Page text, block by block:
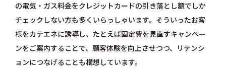
の電気・ガス料金をクレジットカードの引き落とし額でしか
チェックしない方も多くいらっしゃいます。そういったお客
様をカテエネに誘導し、たとえば固定費を見直すキャンペー
ンをご案内することで、顧客体験を向上させつつ、リテンシ
ョンにつなげることも構想しています。